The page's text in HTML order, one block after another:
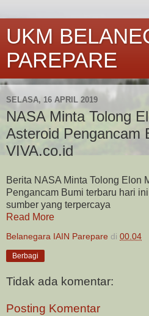
UKM
PAREPARE
SELASA, 16 APRIL 2019
NASA Minta Tolong
Asteroid Pengancam
VIVA.co.id
Berita NASA Minta Tolong Elon
Pengancam Bumi terbaru hari
sumber yang terpercaya
Read More
Belanegara IAIN Parepare di 00.04
Berbagi
Tidak ada komentar:
Posting Komentar